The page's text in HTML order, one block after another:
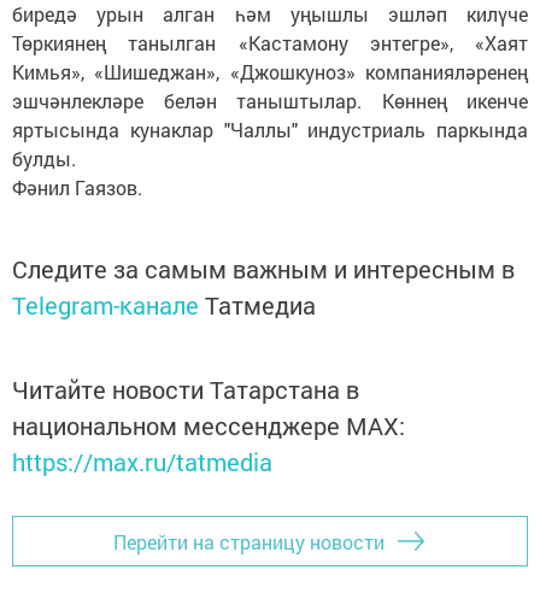
биредә урын алган һәм уңышлы эшләп килүче
Төркиянең танылган «Кастамону энтегре», «Хаят
Кимья», «Шишеджан», «Джошкуноз» компанияләренең
эшчәнлекләре белән таныштылар. Көннең икенче
яртысында кунаклар "Чаллы" индустриаль паркында
булды.
Фәнил Гаязов.
Следите за самым важным и интересным в
Telegram-канале Татмедиа
Читайте новости Татарстана в
национальном мессенджере MАХ:
https://max.ru/tatmedia
Перейти на страницу новости